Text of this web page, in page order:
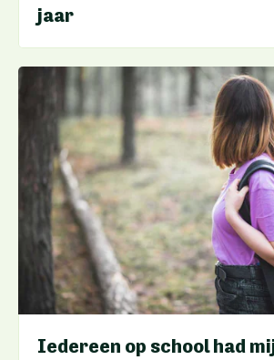
jaar
Iedereen op school had